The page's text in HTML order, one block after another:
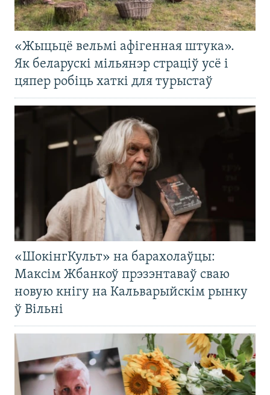
«Жыцьцё вельмі афігенная штука».
Як беларускі мільянэр страціў усё і
цяпер робіць хаткі для турыстаў
«ШокінгКульт» на барахолаўцы:
Максім Жбанкоў прэзэнтаваў сваю
новую кнігу на Кальварыйскім рынку
ў Вільні